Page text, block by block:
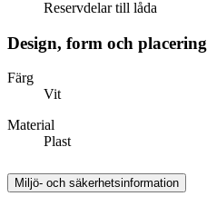
Reservdelar till låda
Design, form och placering
Färg
Vit
Material
Plast
Miljö- och säkerhetsinformation